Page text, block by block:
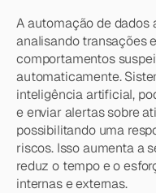
A automação de dados
analisando transações
comportamentos
automaticamente.
inteligência artificial,
e enviar alertas sobre
possibilitando uma
riscos. Isso aumenta a
reduz o tempo e o
internas e externas.